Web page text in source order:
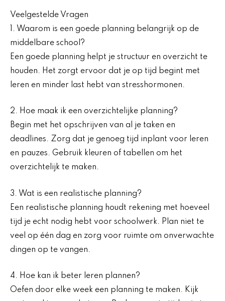
Veelgestelde Vragen
1. Waarom is een goede planning belangrijk op de
middelbare school?
Een goede planning helpt je structuur en overzicht te
houden. Het zorgt ervoor dat je op tijd begint met
leren en minder last hebt van stresshormonen.
2. Hoe maak ik een overzichtelijke planning?
Begin met het opschrijven van al je taken en
deadlines. Zorg dat je genoeg tijd inplant voor leren
en pauzes. Gebruik kleuren of tabellen om het
overzichtelijk te maken.
3. Wat is een realistische planning?
Een realistische planning houdt rekening met hoeveel
tijd je echt nodig hebt voor schoolwerk. Plan niet te
veel op één dag en zorg voor ruimte om onverwachte
dingen op te vangen.
4. Hoe kan ik beter leren plannen?
Oefen door elke week een planning te maken. Kijk